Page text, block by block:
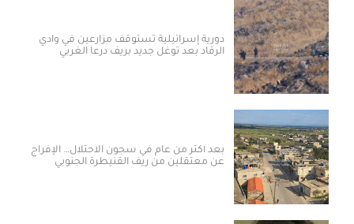
دورية إسرائيلية تستوقف مزارعين في وادي
الرقاد بعد توغل جديد بريف درعا الغربي
بعد أكثر من عام في سجون الاحتلال… الإفراج
عن معتقلين من ريف القنيطرة الجنوبي